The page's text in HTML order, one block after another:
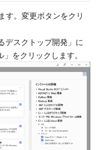
。変更ボタンをクリ
デスクトップ開発」に
をクリックします。